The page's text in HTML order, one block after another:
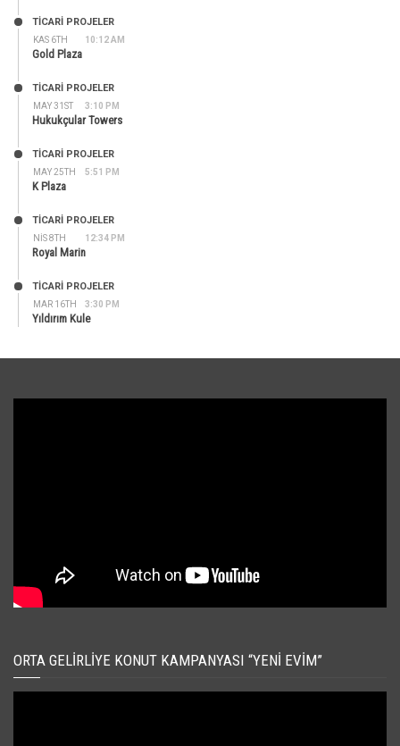
KAS 6TH 10:12 AM
TİCARİ PROJELER
Gold Plaza
MAY 31ST 3:10 PM
TİCARİ PROJELER
Hukukçular Towers
MAY 25TH 5:51 PM
TİCARİ PROJELER
K Plaza
NIS 8TH 12:34 PM
TİCARİ PROJELER
Royal Marin
MAR 16TH 3:30 PM
TİCARİ PROJELER
Yıldırım Kule
ORTA GELIRLIYE KONUT KAMPANYASI “YENI EVIM”